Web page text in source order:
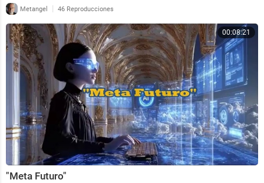
Metangel | 46 Reproducciones
00:08:21
"Meta Futuro"